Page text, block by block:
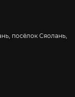
посёлок Сяолань,